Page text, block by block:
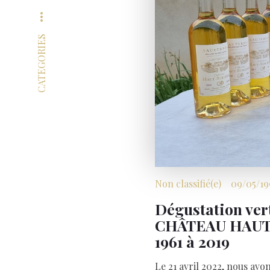
Non classifié(e) 09/05/
Dégustation
CHÂTEAU
1961 à 2019
Le 21 avril 2022, nous
CATEGORIES
more_horiz